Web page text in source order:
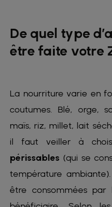
De quel type
être faite votre
La nourriture varie en
coutumes. Blé, orge,
maïs, riz, millet, lait
il faut veiller à
périssables (qui se
température
être consommées